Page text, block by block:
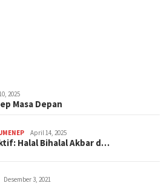
2025
Masa Depan
April 14, 2025
Halal Bihalal Akbar d…
Desember 3, 2021